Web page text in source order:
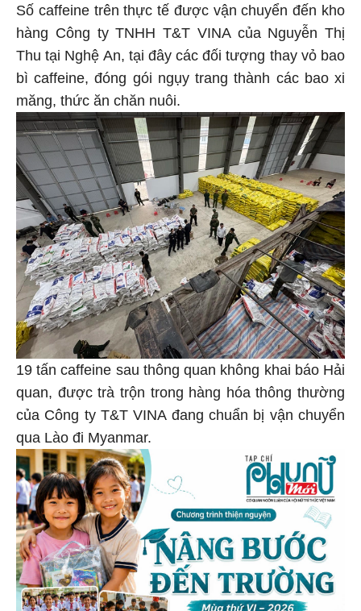
Số caffeine trên thực tế được vận chuyển đến kho
hàng Công ty TNHH T&T VINA của Nguyễn Thị
Thu tại Nghệ An, tại đây các đối tượng thay vỏ bao
bì caffeine, đóng gói ngụy trang thành các bao xi
măng, thức ăn chăn nuôi.
19 tấn caffeine sau thông quan không khai báo Hải
quan, được trà trộn trong hàng hóa thông thường
của Công ty T&T VINA đang chuẩn bị vận chuyển
qua Lào đi Myanmar.